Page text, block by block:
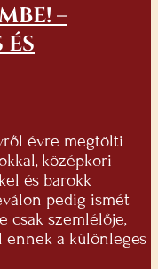
–
évre megtölti
középkori
és barokk
pedig ismét
csak szemlélője,
ennek a különleges